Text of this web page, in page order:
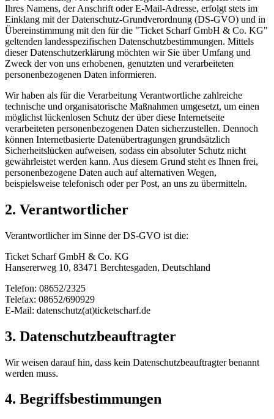
Ihres Namens, der Anschrift oder E-Mail-Adresse, erfolgt stets im
Einklang mit der Datenschutz-Grundverordnung (DS-GVO) und in
Übereinstimmung mit den für die "Ticket Scharf GmbH & Co. KG"
geltenden landesspezifischen Datenschutzbestimmungen. Mittels
dieser Datenschutzerklärung möchten wir Sie über Umfang und
Zweck der von uns erhobenen, genutzten und verarbeiteten
personenbezogenen Daten informieren.
Wir haben als für die Verarbeitung Verantwortliche zahlreiche
technische und organisatorische Maßnahmen umgesetzt, um einen
möglichst lückenlosen Schutz der über diese Internetseite
verarbeiteten personenbezogenen Daten sicherzustellen. Dennoch
können Internetbasierte Datenübertragungen grundsätzlich
Sicherheitslücken aufweisen, sodass ein absoluter Schutz nicht
gewährleistet werden kann. Aus diesem Grund steht es Ihnen frei,
personenbezogene Daten auch auf alternativen Wegen,
beispielsweise telefonisch oder per Post, an uns zu übermitteln.
2. Verantwortlicher
Verantwortlicher im Sinne der DS-GVO ist die:
Ticket Scharf GmbH & Co. KG
Hansererweg 10, 83471 Berchtesgaden, Deutschland
Telefon: 08652/2325
Telefax: 08652/690929
E-Mail: datenschutz(at)ticketscharf.de
3. Datenschutzbeauftragter
Wir weisen darauf hin, dass kein Datenschutzbeauftragter benannt
werden muss.
4. Begriffsbestimmungen